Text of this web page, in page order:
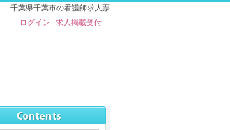
千葉県千葉市の看護師求人票
ログイン
求人掲載受付